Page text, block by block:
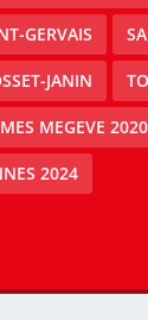
GERVAIS
JANIN
MEGEVE 2020
2024